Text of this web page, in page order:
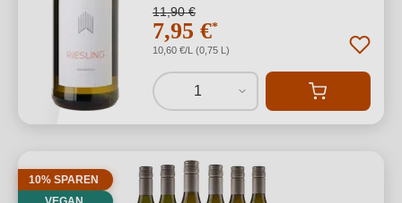
11,90 €
7,95 €*
10,60 €/L (0,75 L)
1
10% SPAREN